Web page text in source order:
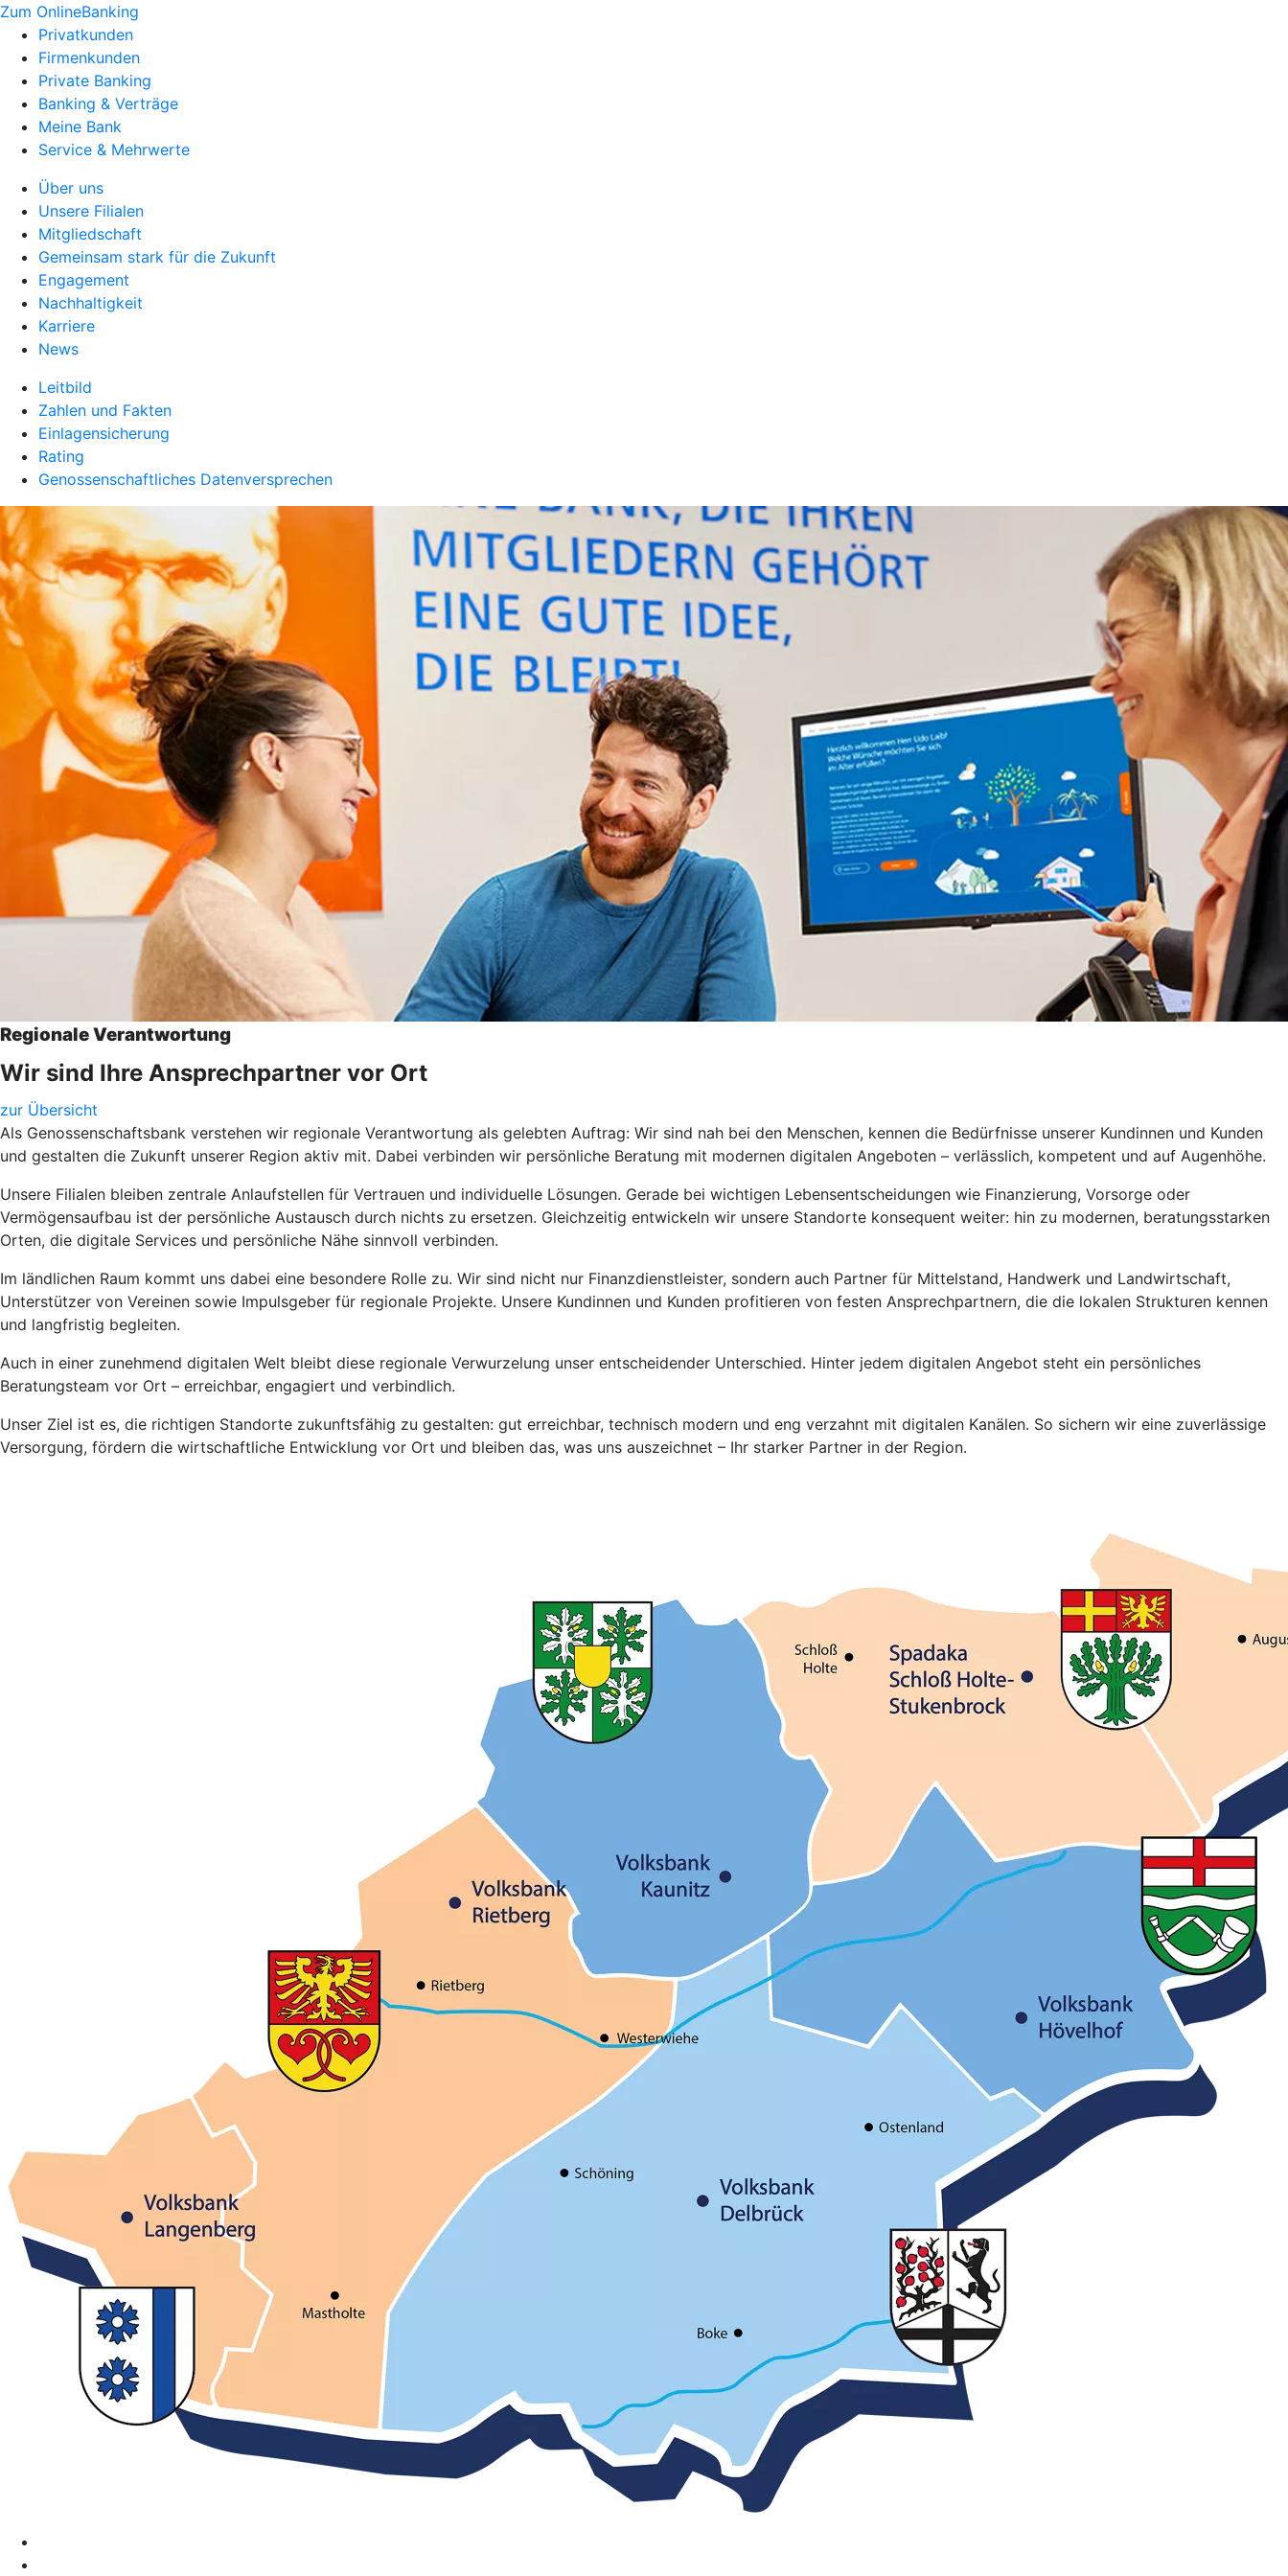
Zum OnlineBanking
Privatkunden
Firmenkunden
Private Banking
Banking & Verträge
Meine Bank
Service & Mehrwerte
Über uns
Unsere Filialen
Mitgliedschaft
Gemeinsam stark für die Zukunft
Engagement
Nachhaltigkeit
Karriere
News
Leitbild
Zahlen und Fakten
Einlagensicherung
Rating
Genossenschaftliches Datenversprechen
Regionale Verantwortung
Wir sind Ihre Ansprechpartner vor Ort
zur Übersicht
Als Genossenschaftsbank verstehen wir regionale Verantwortung als gelebten Auftrag: Wir sind nah bei den Menschen, kennen die Bedürfnisse unserer Kundinnen und Kunden
und gestalten die Zukunft unserer Region aktiv mit. Dabei verbinden wir persönliche Beratung mit modernen digitalen Angeboten – verlässlich, kompetent und auf Augenhöhe.
Unsere Filialen bleiben zentrale Anlaufstellen für Vertrauen und individuelle Lösungen. Gerade bei wichtigen Lebensentscheidungen wie Finanzierung, Vorsorge oder
Vermögensaufbau ist der persönliche Austausch durch nichts zu ersetzen. Gleichzeitig entwickeln wir unsere Standorte konsequent weiter: hin zu modernen, beratungsstarken
Orten, die digitale Services und persönliche Nähe sinnvoll verbinden.
Im ländlichen Raum kommt uns dabei eine besondere Rolle zu. Wir sind nicht nur Finanzdienstleister, sondern auch Partner für Mittelstand, Handwerk und Landwirtschaft,
Unterstützer von Vereinen sowie Impulsgeber für regionale Projekte. Unsere Kundinnen und Kunden profitieren von festen Ansprechpartnern, die die lokalen Strukturen kennen
und langfristig begleiten.
Auch in einer zunehmend digitalen Welt bleibt diese regionale Verwurzelung unser entscheidender Unterschied. Hinter jedem digitalen Angebot steht ein persönliches
Beratungsteam vor Ort – erreichbar, engagiert und verbindlich.
Unser Ziel ist es, die richtigen Standorte zukunftsfähig zu gestalten: gut erreichbar, technisch modern und eng verzahnt mit digitalen Kanälen. So sichern wir eine zuverlässige
Versorgung, fördern die wirtschaftliche Entwicklung vor Ort und bleiben das, was uns auszeichnet – Ihr starker Partner in der Region.